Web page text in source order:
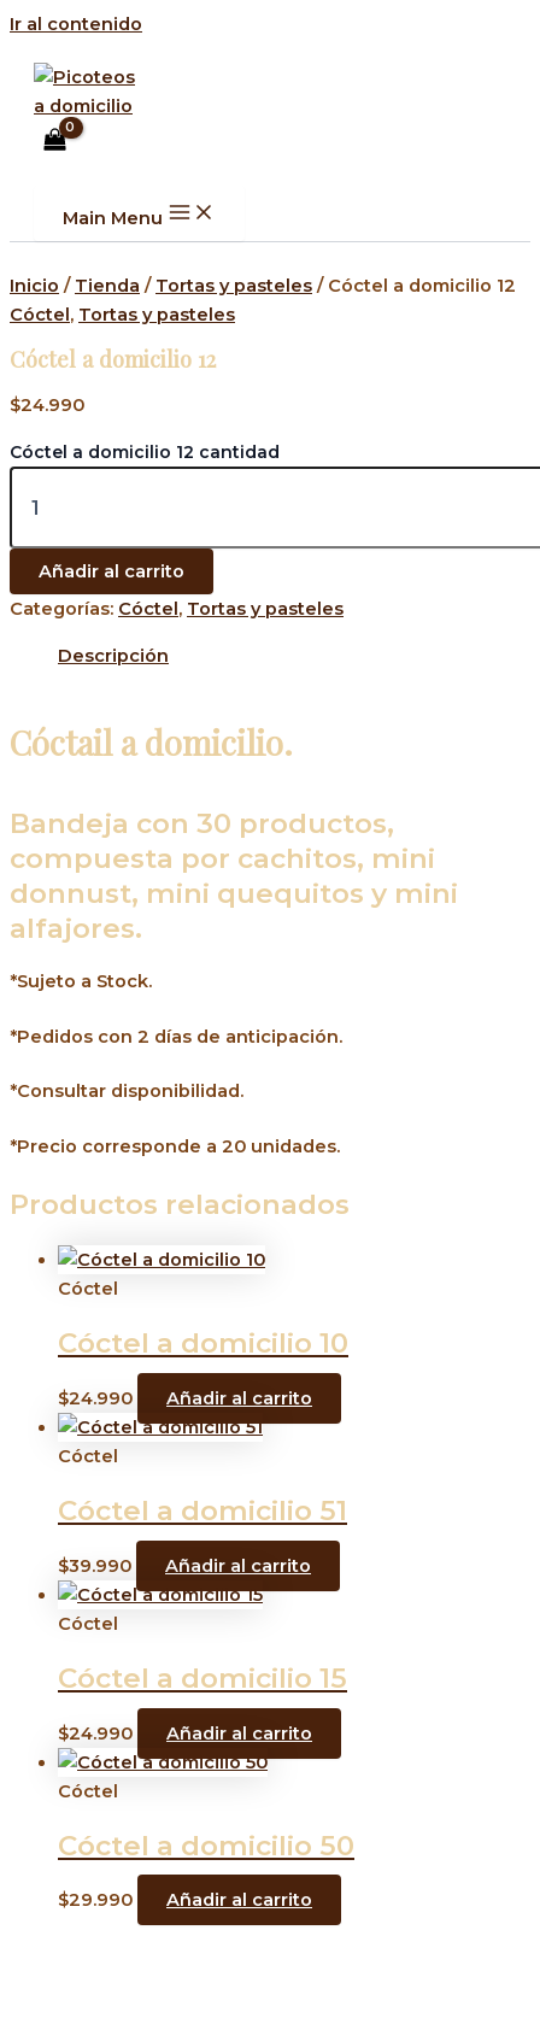
Ir al contenido
Main Menu
Inicio / Tienda / Tortas y pasteles / Cóctel a domicilio 12
Cóctel, Tortas y pasteles
Cóctel a domicilio 12
$24.990
Cóctel a domicilio 12 cantidad
Añadir al carrito
Categorías: Cóctel, Tortas y pasteles
Descripción
Cóctail a domicilio.
Bandeja con 30 productos,
compuesta por cachitos, mini
donnust, mini quequitos y mini
alfajores.
*Sujeto a Stock.
*Pedidos con 2 días de anticipación.
*Consultar disponibilidad.
*Precio corresponde a 20 unidades.
Productos relacionados
Cóctel
Cóctel a domicilio 10
$24.990 Añadir al carrito
Cóctel
Cóctel a domicilio 51
$39.990 Añadir al carrito
Cóctel
Cóctel a domicilio 15
$24.990 Añadir al carrito
Cóctel
Cóctel a domicilio 50
$29.990 Añadir al carrito